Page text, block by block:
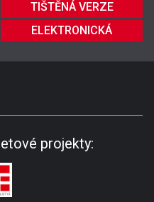
TIŠTĚNÁ VERZE
ELEKTRONICKÁ
projekty: